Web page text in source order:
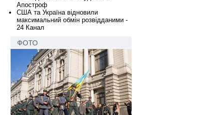
Апостроф
США та Україна відновили
максимальний обмін розвідданими -
24 Канал
ФОТО